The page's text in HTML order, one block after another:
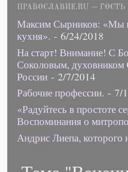
ПРАВОСЛАВИЕ.RU — ГОСТЬ
Максим Сырников: «Мы
кухня». - 6/24/2018
На старт! Внимание! С
Соколовым,
России - 2/7/2014
Рабочие профессии. - 7/
«Радуйтесь в простоте
Воспоминания о
Андрис Лиепа,